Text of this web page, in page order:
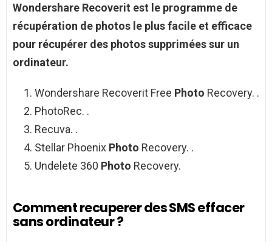
Wondershare Recoverit est le programme de
récupération de photos le plus facile et efficace
pour récupérer des photos suppriméessur un
ordinateur.
Wondershare Recoverit Free Photo Recovery. .
PhotoRec. .
Recuva. .
Stellar Phoenix Photo Recovery. .
Undelete 360 Photo Recovery.
Comment recuperer des SMS effacer
sans ordinateur ?